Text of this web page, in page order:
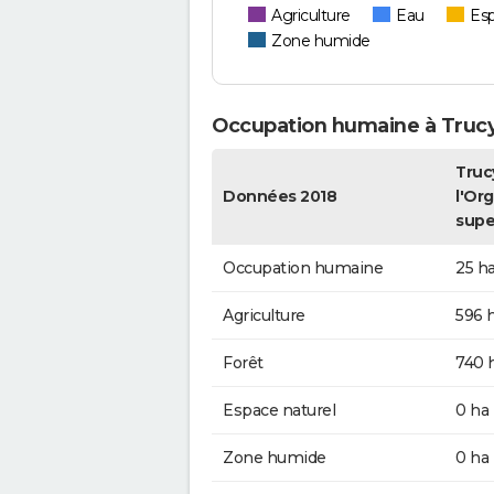
Agriculture Eau
Zone humide
Occupation humaine à
Données 2018
Occupation humaine 25
Agriculture 596
Forêt 740
Espace naturel 0 ha
Zone humide 0 ha